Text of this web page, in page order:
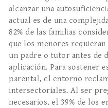
alcanzar una
actual es de una
82% de las familias
que los menores
un padre o tutor antes de
aplicación. Para sostener
parental, el entorno
intersectoriales. Al ser
necesarios, el 39% de los